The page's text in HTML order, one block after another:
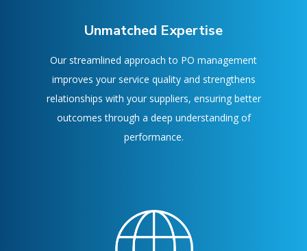
Unmatched Expertise
Our streamlined approach to PO management
improves your service quality and strengthens
relationships with your suppliers, ensuring better
outcomes through a deep understanding of
performance.